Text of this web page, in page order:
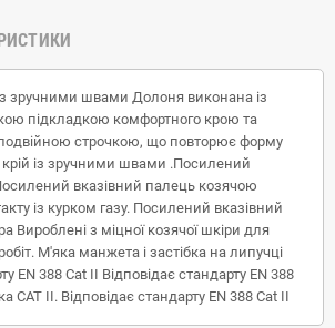
зручними швами Долоня виконана із
підкладкою комфортного крою та
строчкою, що повторює форму
із зручними швами .Посилений
вказівний палець козячою
із курком газу. Посилений вказівний
Вироблені з міцної козячої шкіри для
М'яка манжета і застібка на липучці
EN 388 Cat II Відповідає стандарту EN 388
CAT II. Відповідає стандарту EN 388 Cat II